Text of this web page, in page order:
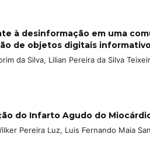
à desinformação em uma
de objetos digitais
da Silva, Lilian Pereira da Silva
do Infarto Agudo do
Pereira Luz, Luis Fernando Maia